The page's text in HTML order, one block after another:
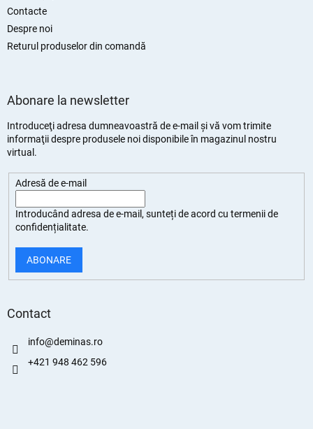
Contacte
Despre noi
Returul produselor din comandă
Abonare la newsletter
Introduceţi adresa dumneavoastră de e-mail şi vă vom trimite
informaţii despre produsele noi disponibile în magazinul nostru
virtual.
Adresă de e-mail
Introducând adresa de e-mail, sunteți deacord cu termenii de
confidențialitate.
ABONARE
Contact
info@deminas.ro
+421 948 462 596